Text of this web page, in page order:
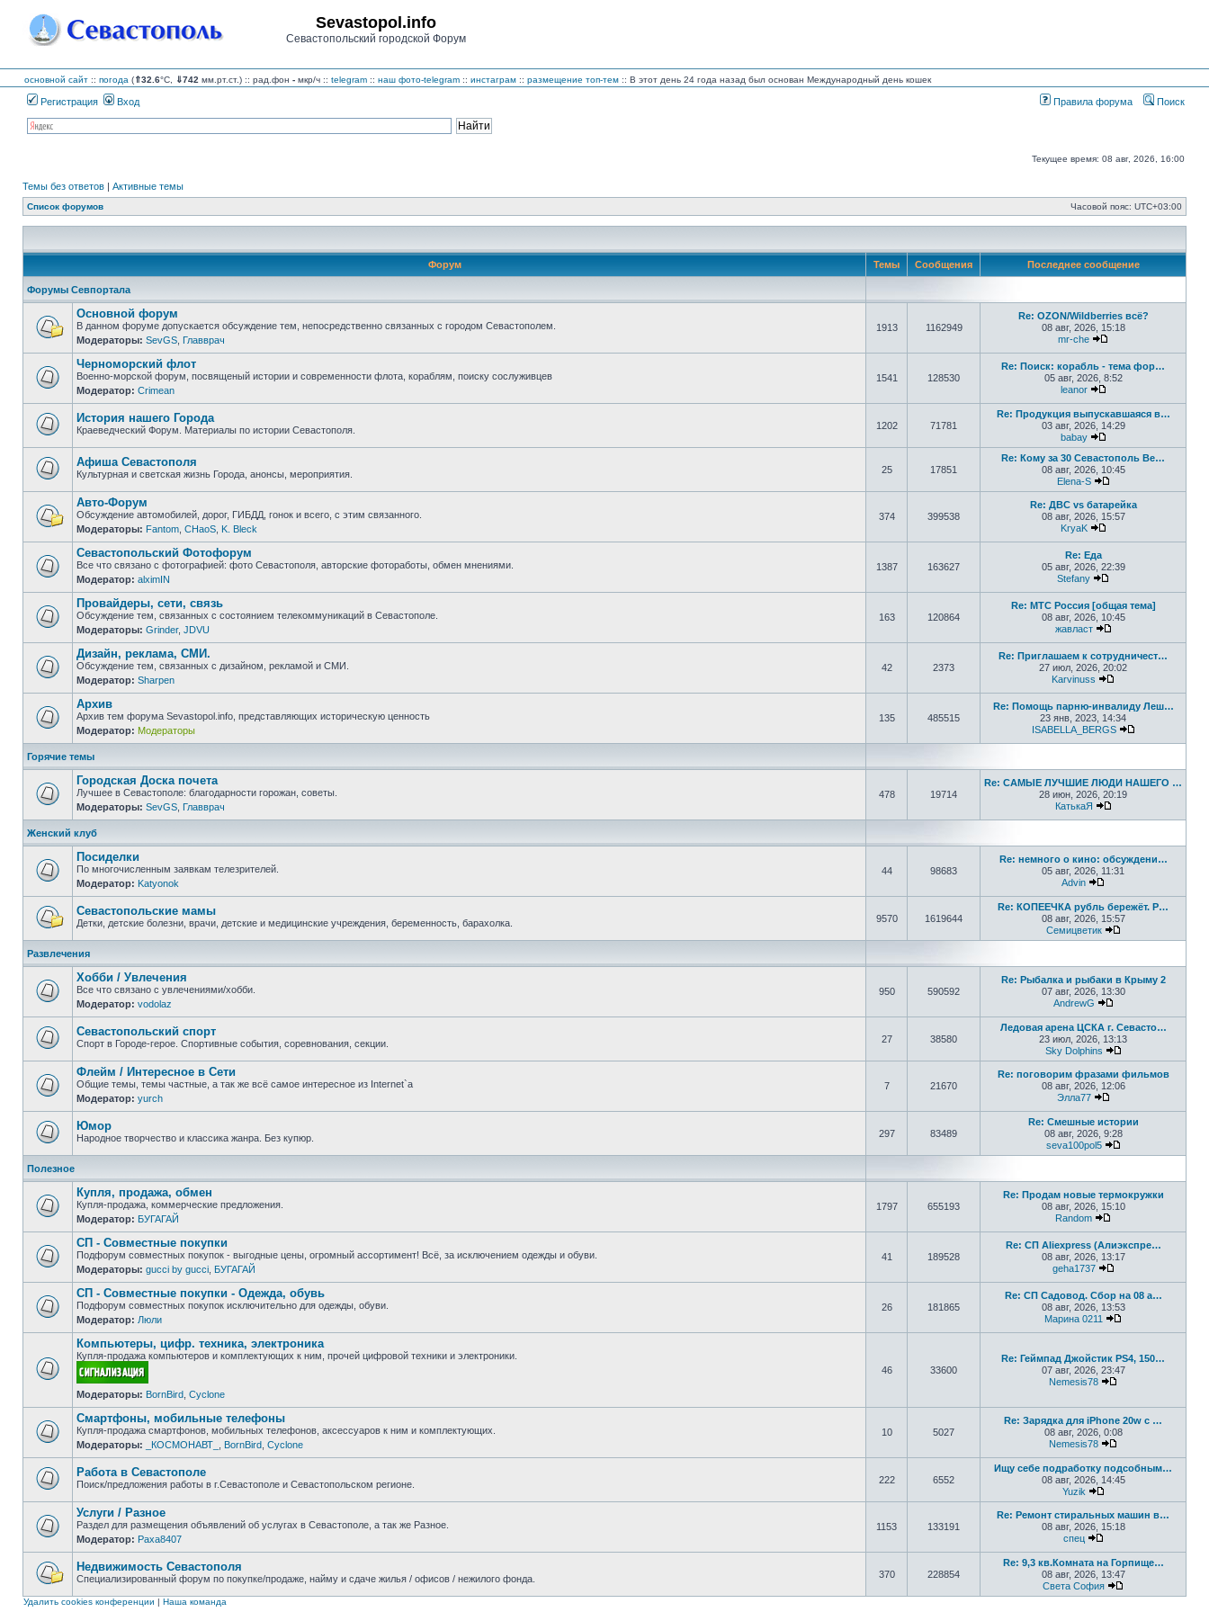
Sevastopol.info
Севастопольский городской Форум
основной сайт :: погода (⇑32.6°C, ⇓742 мм.рт.ст.) :: рад.фон - мкр/ч :: telegram :: наш фото-telegram :: инстаграм :: размещение топ-тем :: В этот день 24 года назад был основан Международный день кошек
Регистрация Вход Правила форума Поиск
Текущее время: 08 авг, 2026, 16:00
Темы без ответов | Активные темы
Список форумов Часовой пояс: UTC+03:00
Форум Темы Сообщения Последнее сообщение
Форумы Севпортала
Нет
непрочитанных
сообщений
Основной форум
В данном форуме допускается обсуждение тем, непосредственно связанных с городом Севастополем.
Модераторы: SevGS Главврач
1913 1162949
Re: OZON/Wildberries всё?
08 авг, 2026, 15:18
mr-che
Нет
непрочитанных
сообщений
Черноморский флот
Военно-морской форум, посвященый истории и современности флота, кораблям, поиску сослуживцев
Модератор: Crimean
1541 128530
Re: Поиск: корабль - тема фор…
05 авг, 2026, 8:52
leanor
непрочитанных
сообщений
История нашего Города
Краеведческий Форум. Материалы по истории Севастополя. 1202 71781
Re: Продукция выпускавшаяся в…
03 авг, 2026, 14:29
babay
Перейти к
непрочитанных
сообщений
Афиша Севастополя
Культурная и светская жизнь Города, анонсы, мероприятия. 25 17851
Re: Кому за 30 Севастополь Ве…
08 авг, 2026, 10:45
Elena-S
Перейти к
Нет
непрочитанных
сообщений
Авто-Форум
Обсуждение автомобилей, дорог, ГИБДД, гонок и всего, с этим связанного.
Модераторы: Fantom CHaoS K. Bleck
374 399538
Re: ДВС vs батарейка
08 авг, 2026, 15:57
KryaK
Нет
непрочитанных
сообщений
Севастопольский Фотофорум
Все что связано с фотографией: фото Севастополя, авторские фотоработы, обмен мнениями.
Модератор: alximIN
1387 163627
Re: Еда
05 авг, 2026, 22:39
Stefany
Нет
непрочитанных
сообщений
Провайдеры, сети, связь
Обсуждение тем, связанных с состоянием телекоммуникаций в Севастополе.
Модераторы: Grinder, JDVU
163 120864
Re: МТС Россия [общая тема]
08 авг, 2026, 10:45
жавласт
Нет
непрочитанных
сообщений
Дизайн, реклама, СМИ.
Обсуждение тем, связанных с дизайном, рекламой и СМИ.
Модератор: Sharpen
42 2373
Re: Приглашаем к сотрудничест…
27 июл, 2026, 20:02
Karvinuss
Нет
непрочитанных
сообщений
Архив
Архив тем форума Sevastopol.info, представляющих историческую ценность
Модератор: Модераторы
135 485515
Re: Помощь парню-инвалиду Леш…
23 янв, 2023, 14:34
ISABELLA_BERGS
Горячие темы
Нет
непрочитанных
сообщений
Городская Доска почета
Лучшее в Севастополе: благодарности горожан, советы.
Модераторы: SevGS Главврач
478 19714
Re: САМЫЕ ЛУЧШИЕ ЛЮДИ НАШЕГО …
28 июн, 2026, 20:19
КатькаЯ
Женский клуб
Нет
непрочитанных
сообщений
Посиделки
По многочисленным заявкам телезрителей.
Модератор: Katyonok
44 98683
Re: немного о кино: обсуждени…
05 авг, 2026, 11:31
Advin
непрочитанных
сообщений
Севастопольские мамы
Детки, детские болезни, врачи, детские и медицинские учреждения, беременность, барахолка. 9570 1619644
Re: КОПЕЕЧКА рубль бережёт. Р…
08 авг, 2026, 15:57
Семицветик
Перейти к
Развлечения
Нет
непрочитанных
сообщений
Хобби / Увлечения
Все что связано с увлечениями/хобби.
Модератор: vodolaz
950 590592
Re: Рыбалка и рыбаки в Крыму 2
07 авг, 2026, 13:30
AndrewG
непрочитанных
сообщений
Севастопольский спорт
Спорт в Городе-герое. Спортивные события, соревнования, секции. 27 38580
Ледовая арена ЦСКА г. Севасто…
23 июл, 2026, 13:13
Sky Dolphins
Перейти к
Нет
непрочитанных
сообщений
Флейм / Интересное в Cети
Общие темы, темы частные, а так же всё самое интересное из Internet`а
Модератор: yurch
7 21670
Re: поговорим фразами фильмов
08 авг, 2026, 12:06
Элла77
непрочитанных
сообщений
Юмор
Народное творчество и классика жанра. Без купюр. 297 83489
Re: Смешные истории
08 авг, 2026, 9:28
seva100pol5
Перейти к
Полезное
Нет
непрочитанных
сообщений
Купля, продажа, обмен
Купля-продажа, коммерческие предложения.
Модератор: БУГАГАЙ
1797 655193
Re: Продам новые термокружки
08 авг, 2026, 15:10
Random
Нет
непрочитанных
сообщений
СП - Совместные покупки
Подфорум совместных покупок - выгодные цены, огромный ассортимент! Всё, за исключением одежды и обуви.
Модераторы: gucci by gucci БУГАГАЙ
41 189528
Re: СП Aliexpress (Алиэкспре…
08 авг, 2026, 13:17
geha1737
Нет
непрочитанных
сообщений
СП - Совместные покупки - Одежда, обувь
Подфорум совместных покупок исключительно для одежды, обуви.
Модератор: Люли
26 181865
Re: СП Садовод. Сбор на 08 а…
08 авг, 2026, 13:53
Марина 0211
Нет
непрочитанных
Компьютеры, цифр. техника, электроника
Купля-продажа компьютеров и комплектующих к ним, прочей цифровой техники и электроники.
Модераторы: BornBird Cyclone
46 33600
Re: Геймпад Джoйcтик PS4, 150…
07 авг, 2026, 23:47
Nemesis78
Нет
непрочитанных
сообщений
Смартфоны, мобильные телефоны
Купля-продажа смартфонов, мобильных телефонов, аксессуаров к ним и комплектующих.
Модераторы:
_КОСМОНАВТ_ BornBird Cyclone
10 5027
Re: Зарядка для iPhone 20w с …
08 авг, 2026, 0:08
Nemesis78
непрочитанных
сообщений
Работа в Севастополе
Поиск/предложения работы в г.Севастополе и Севастопольском регионе. 222 6552
Ищу себе подработку подсобным…
08 авг, 2026, 14:45
Yuzik
Перейти к
Нет
непрочитанных
сообщений
Услуги / Разное
Раздел для размещения объявлений об услугах в Севастополе, а так же Разное.
Модератор: Paxa8407
1153 133191
Re: Ремонт стиральных машин в…
08 авг, 2026, 15:18
спец
непрочитанных
сообщений
Недвижимость Севастополя
Специализированный форум по покупке/продаже, найму и сдаче жилья / офисов / нежилого фонда. 370 228854
Re: 9,3 кв.Комната на Горпище…
08 авг, 2026, 13:47
Света София
Перейти к
Удалить cookies конференции | Наша команда